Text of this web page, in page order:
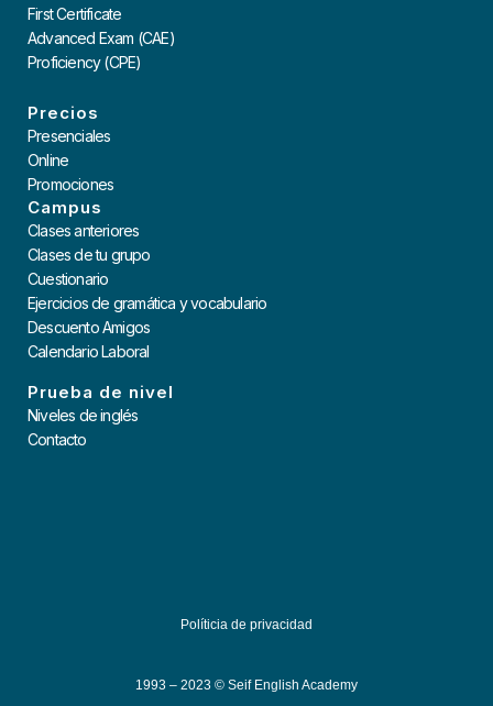
First Certificate
Advanced Exam (CAE)
Proficiency (CPE)
Precios
Presenciales
Online
Promociones
Campus
Clases anteriores
Clases de tu grupo
Cuestionario
Ejercicios de gramática y vocabulario
Descuento Amigos
Calendario Laboral
Prueba de nivel
Niveles de inglés
Contacto
Políticia de privacidad
1993 – 2023 © Seif English Academy